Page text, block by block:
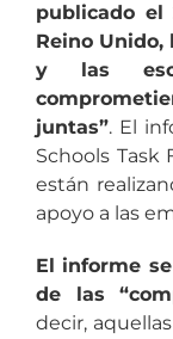
publicado el
Reino Unido,
y las
juntas”. El
Schools Task
están
apoyo a las
El informe
de las
decir,